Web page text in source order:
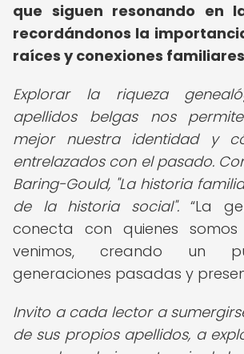
que siguen resonando en
recordándonos la
raíces y conexiones
Explorar la riqueza
apellidos belgas nos
mejor nuestra identidad y
entrelazados con el pasado.
Baring-Gould, "La historia
de la historia social".
La
conecta con quienes
venimos, creando un
generaciones pasadas y
Invito a cada lector a
de sus propios apellidos, a